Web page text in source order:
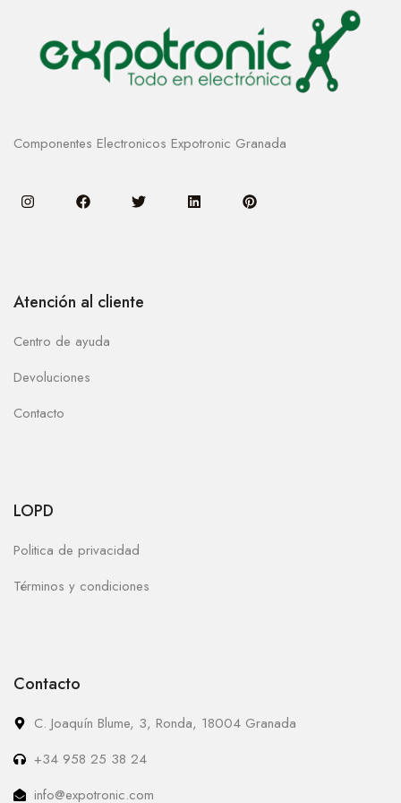
Componentes Electronicos Expotronic Granada
Atención al cliente
Centro de ayuda
Devoluciones
Contacto
LOPD
Politica de privacidad
Términos y condiciones
Contacto
C. Joaquín Blume, 3, Ronda, 18004 Granada
+34 958 25 38 24
info@expotronic.com